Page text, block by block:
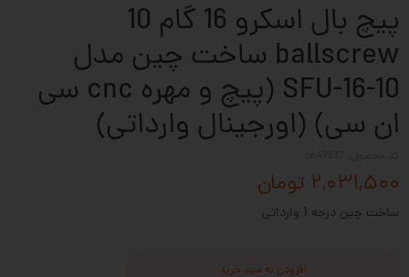
پیچ بال اسکرو 16 گام 10
ballscrew ساخت چین مدل
SFU-16-10 (پیچ و مهره cnc سی
ان سی) (اورجینال وارداتی)
۲,۰۳۱,۵۰۰ تومان
ساخت چین درجه 1 وارداتی
افزودن به سبد خرید